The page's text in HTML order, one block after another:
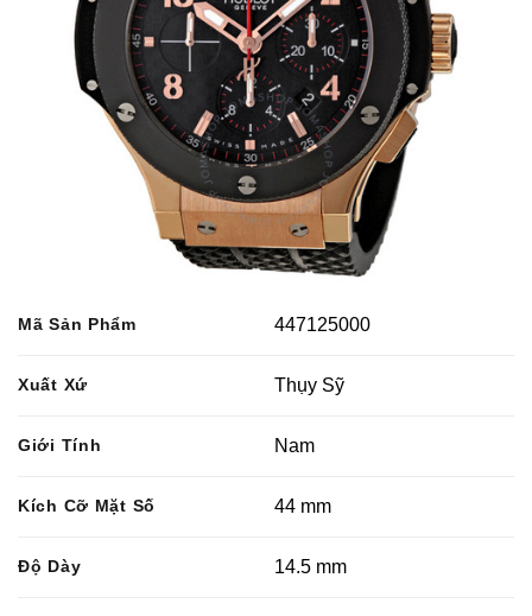
Mã Sản Phẩm 447125000
Xuất Xứ Thụy Sỹ
Giới Tính Nam
Kích Cỡ Mặt Số 44 mm
Độ Dày 14.5 mm